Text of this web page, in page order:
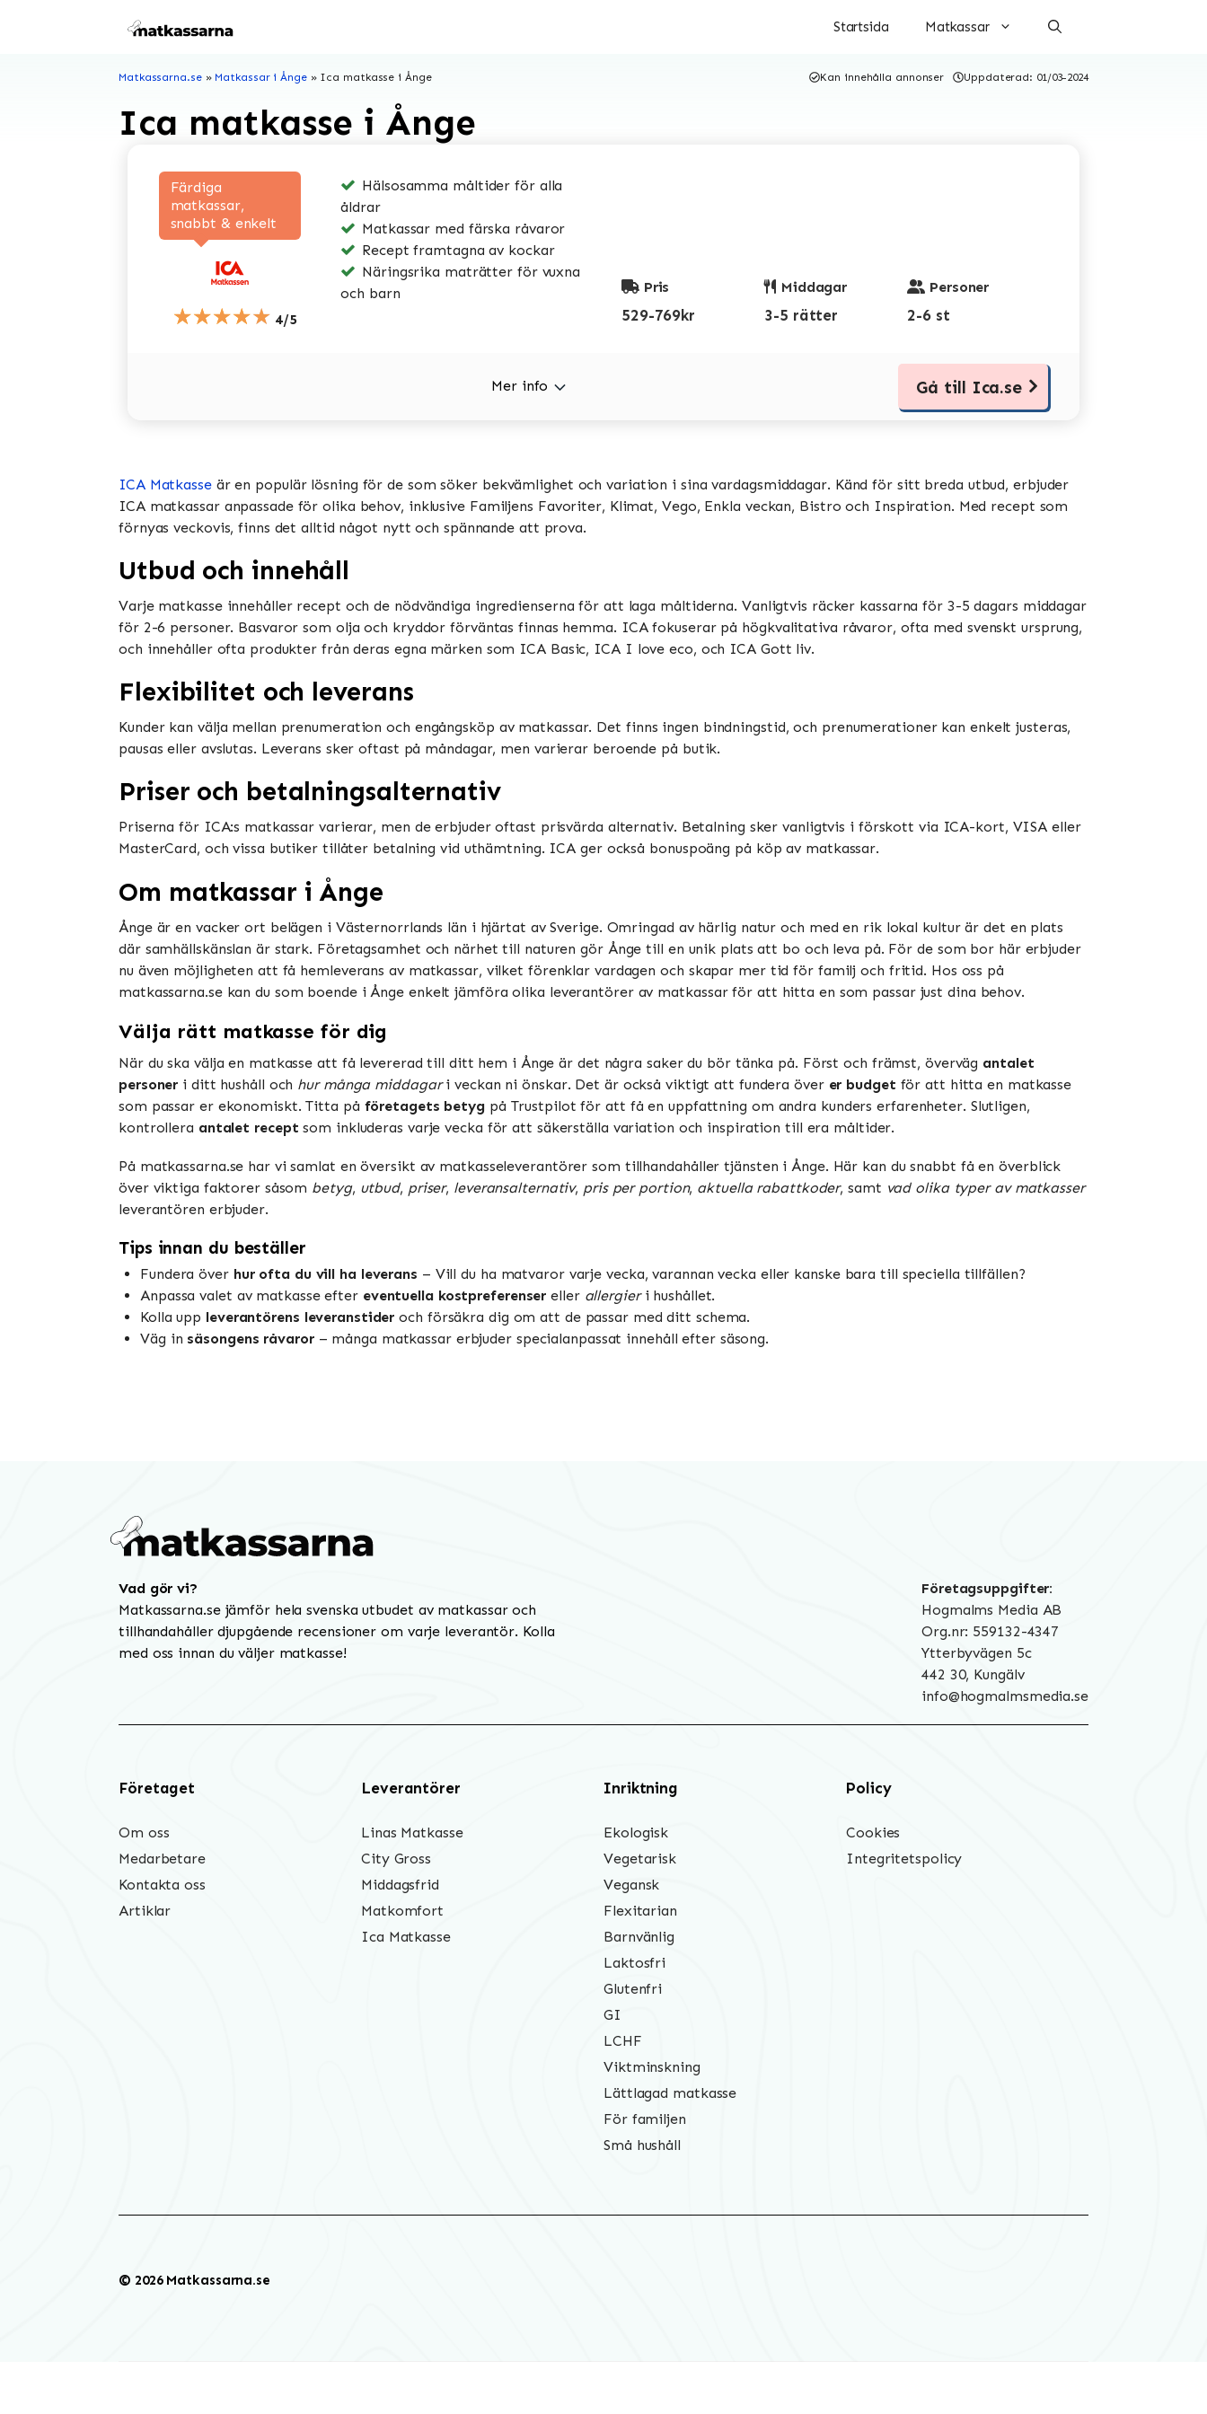
Startsida Matkassar
Matkassarna.se» Matkassar i Ånge» Ica matkasse i Ånge Kan innehålla annonser Uppdaterad: 01/03-2024
Ica matkasse i Ånge
Färdiga
matkassar,
snabbt & enkelt
★★★★★ 4/5
Hälsosamma måltider för alla
åldrar
Matkassar med färska råvaror
Recept framtagna av kockar
Näringsrika maträtter för vuxna
och barn
Pris
529-769kr
Middagar
3-5 rätter
Personer
2-6 st
Mer info Gå till Ica.se
ICA Matkasseär en populär lösning för de som söker bekvämlighet och variation i sina vardagsmiddagar. Känd för sitt breda utbud, erbjuder
ICA matkassar anpassade för olika behov, inklusive Familjens Favoriter, Klimat, Vego, Enkla veckan, Bistro och Inspiration​​​​. Med recept som
förnyas veckovis, finns det alltid något nytt och spännande att prova​​.
Utbud och innehåll
Varje matkasse innehåller recept och de nödvändiga ingredienserna för att laga måltiderna. Vanligtvis räcker kassarna för 3-5 dagars middagar
för 2-6 personer. Basvaror som olja och kryddor förväntas finnas hemma​​. ICA fokuserar på högkvalitativa råvaror, ofta med svenskt ursprung,
och innehåller ofta produkter från deras egna märken som ICA Basic, ICA I love eco, och ICA Gott liv​​.
Flexibilitet och leverans
Kunder kan välja mellan prenumeration och engångsköp av matkassar. Det finns ingen bindningstid, och prenumerationer kan enkelt justeras,
pausas eller avslutas. Leverans sker oftast på måndagar, men varierar beroende på butik​​​​.
Priser och betalningsalternativ
Priserna för ICA:s matkassar varierar, men de erbjuder oftast prisvärda alternativ. Betalning sker vanligtvis i förskott via ICA-kort, VISA eller
MasterCard, och vissa butiker tillåter betalning vid uthämtning. ICA ger också bonuspoäng på köp av matkassar​​.
Om matkassar i Ånge
Ånge är en vacker ort belägen i Västernorrlands län i hjärtat av Sverige. Omringad av härlig natur och med en rik lokal kultur är det en plats
där samhällskänslan är stark. Företagsamhet och närhet till naturen gör Ånge till en unik plats att bo och leva på. För de som bor här erbjuder
nu även möjligheten att få hemleverans av matkassar, vilket förenklar vardagen och skapar mer tid för familj och fritid. Hos oss på
matkassarna.se kan du som boende i Ånge enkelt jämföra olika leverantörer av matkassar för att hitta en som passar just dina behov.
Välja rätt matkasse för dig
När du ska välja en matkasse att få levererad till ditt hem i Ånge är det några saker du bör tänka på. Först och främst, överväg antalet
personer i ditt hushåll och hur många middagari veckan ni önskar. Det är också viktigt att fundera över er budget för att hitta en matkasse
som passar er ekonomiskt. Titta på företagets betygpå Trustpilot för att få en uppfattning om andra kunders erfarenheter. Slutligen,
kontrollera antalet recept som inkluderas varje vecka för att säkerställa variation och inspiration till era måltider.
På matkassarna.se har vi samlat en översikt av matkasseleverantörer som tillhandahåller tjänsten i Ånge. Här kan du snabbt få en överblick
över viktiga faktorer såsom betyg, utbud, priser, leveransalternativ, pris per portion, aktuella rabattkoder, samt vad olika typer av matkasser
leverantören erbjuder.
Tips innan du beställer
Fundera över hur ofta du vill ha leverans – Vill du ha matvaror varje vecka, varannan vecka eller kanske bara till speciella tillfällen?
Anpassa valet av matkasse efter eventuella kostpreferenser eller allergieri hushållet.
Kolla upp leverantörens leveranstider och försäkra dig om att de passar med ditt schema.
Väg in säsongens råvaror– många matkassar erbjuder specialanpassat innehåll efter säsong.
Vad gör vi?
Matkassarna.se jämför hela svenska utbudet av matkassar och
tillhandahåller djupgående recensioner om varje leverantör. Kolla
med oss innan du väljer matkasse!
Företagsuppgifter:
Hogmalms Media AB
Org.nr: 559132-4347
Ytterbyvägen 5c
442 30, Kungälv
info@hogmalmsmedia.se
Företaget
Om oss
Medarbetare
Kontakta oss
Artiklar
Leverantörer
Linas Matkasse
City Gross
Middagsfrid
Matkomfort
Ica Matkasse
Inriktning
Ekologisk
Vegetarisk
Vegansk
Flexitarian
Barnvänlig
Laktosfri
Glutenfri
GI
LCHF
Viktminskning
Lättlagad matkasse
För familjen
Små hushåll
Policy
Cookies
Integritetspolicy
© 2026 Matkassarna.se